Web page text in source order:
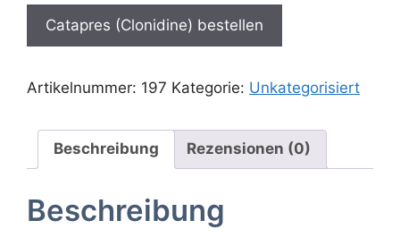
Catapres (Clonidine) bestellen
Artikelnummer: 197 Kategorie: Unkategorisiert
Beschreibung Rezensionen (0)
Beschreibung